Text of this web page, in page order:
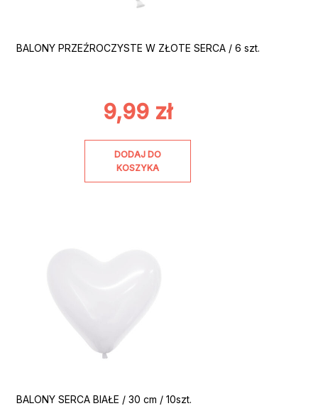
BALONY PRZEŹROCZYSTE W ZŁOTE SERCA / 6 szt.
9,99 zł
DODAJ DO
KOSZYKA
BALONY SERCA BIAŁE / 30 cm / 10szt.